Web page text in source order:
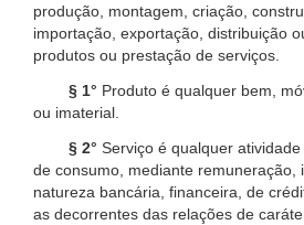
produção, montagem, criação,
importação, exportação, distribuição
produtos ou prestação de serviços.
§ 1° Produto é qualquer bem,
ou imaterial.
§ 2° Serviço é qualquer
de consumo, mediante remuneração,
natureza bancária, financeira, de
as decorrentes das relações de